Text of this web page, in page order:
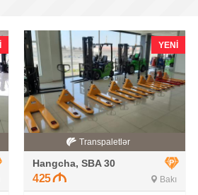
YENI
Transpaletlər
Hangcha, SBA 30
425 Bakı